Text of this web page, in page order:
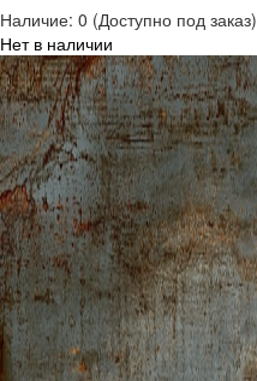
Наличие: 0 (Доступно под заказ)
Нет в наличии